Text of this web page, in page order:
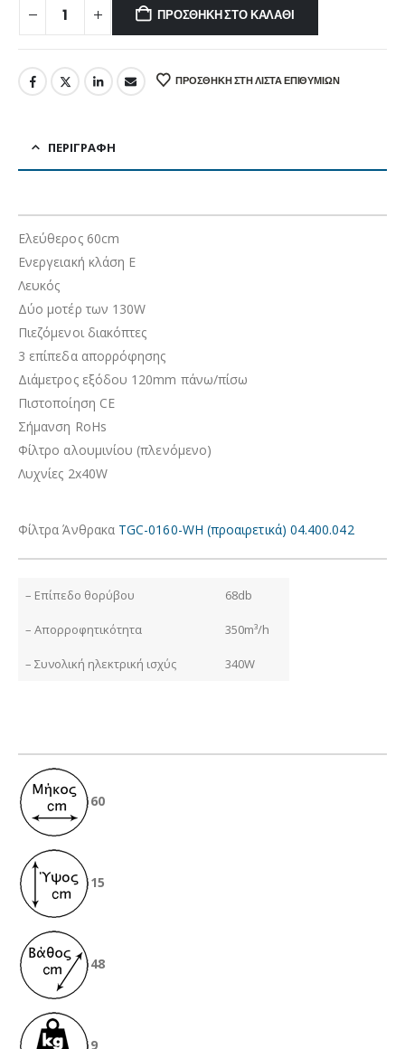
ΠΡΟΣΘΉΚΗ ΣΤΟ ΚΑΛΆΘΙ
ΠΡΟΣΘΉΚΗ ΣΤΗ ΛΊΣΤΑ ΕΠΙΘΥΜΙΏΝ
ΠΕΡΙΓΡΑΦΉ
Ελεύθερος 60cm
Ενεργειακή κλάση Ε
Λευκός
Δύο μοτέρ των 130W
Πιεζόμενοι διακόπτες
3 επίπεδα απορρόφησης
Διάμετρος εξόδου 120mm πάνω/πίσω
Πιστοποίηση CE
Σήμανση RoHs
Φίλτρο αλουμινίου (πλενόμενο)
Λυχνίες 2x40W
Φίλτρα Άνθρακα TGC-0160-WH (προαιρετικά) 04.400.042
– Επίπεδο θορύβου 68db
– Απορροφητικότητα 350m³/h
– Συνολική ηλεκτρική ισχύς 340W
60
15
48
9